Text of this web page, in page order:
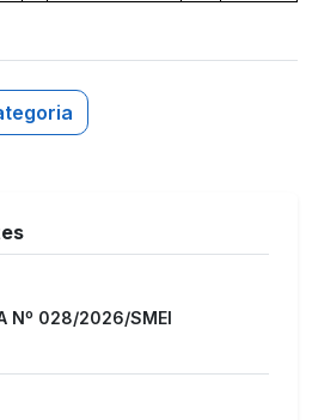
Nº 028/2026/SMEI